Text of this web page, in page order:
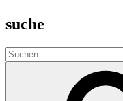
suche
Suche
nach: